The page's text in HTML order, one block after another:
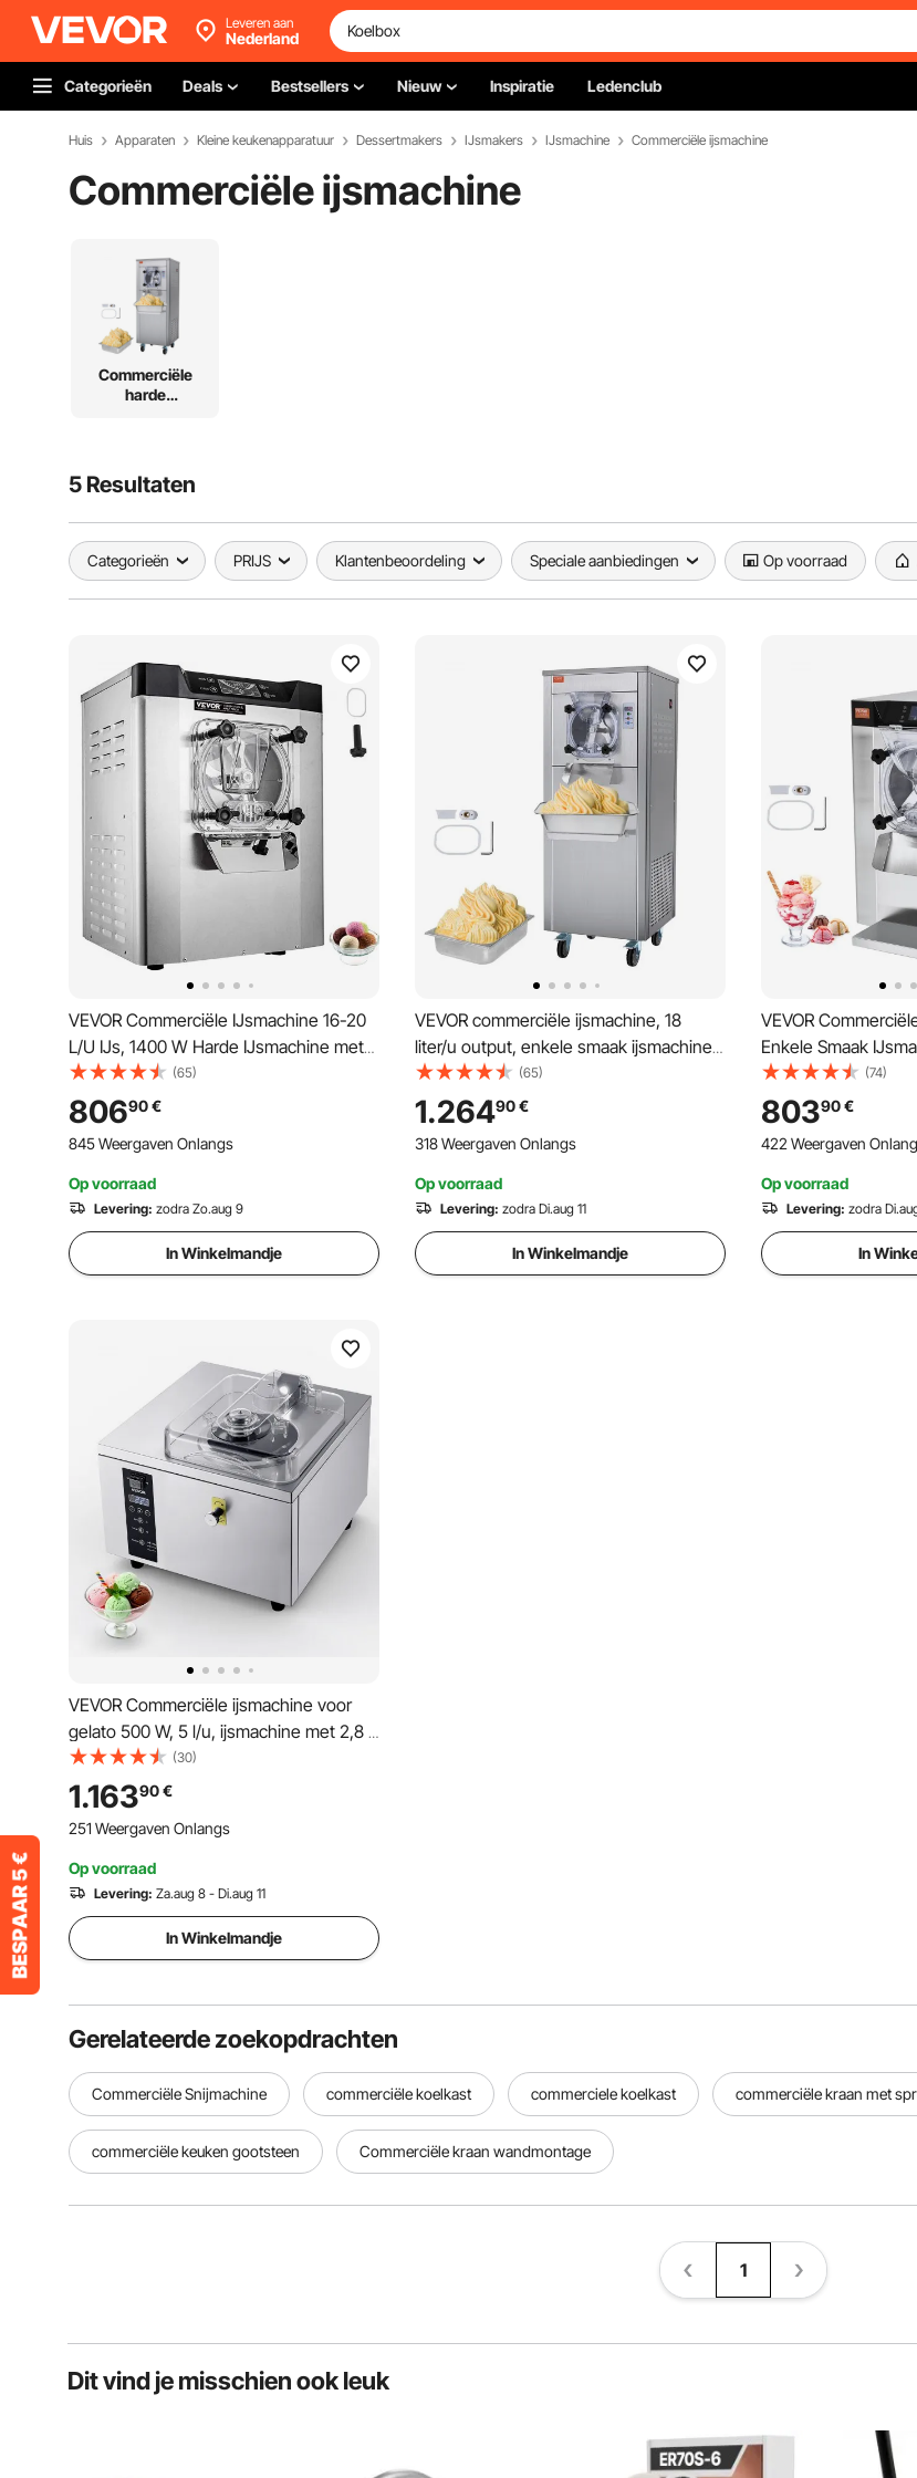
Leveren aan
Nederland
Categorieën Deals Bestsellers Nieuw Inspiratie Ledenclub
Huis Apparaten Kleine keukenapparatuur Dessertmakers IJsmakers IJsmachine Commerciële ijsmachine
Commerciële ijsmachine
Commerciële
harde
5 Resultaten
Categorieën PRIJS Klantenbeoordeling Speciale aanbiedingen Op voorraad
VEVOR Commerciële IJsmachine 16-20
L/U IJs, 1400 W Harde IJsmachine met
Intelligent LCD-scherm en Verschillende
Smaken, voor Snackbar, Restaurant
Zilver
(65)
80690€
845 Weergaven Onlangs
Op voorraad
Levering: zodra Zo.aug 9
In Winkelmandje
VEVOR commerciële ijsmachine, 18
liter/u output, enkele smaak ijsmachine
met wielen, 6 liter roestvrijstalen cilinder,
LED-paneel, automatische voorkoeling
met reiniging, voor restaurantsnackbars
(65)
1.26490€
318 Weergaven Onlangs
Op voorraad
Levering: zodra Di.aug 11
In Winkelmandje
VEVOR
Enkele Smaak
aanrecht voor Hard
Cilinder, LED-
voorkoeling met
(74)
80390€
422 Weergaven
Op voorraad
Levering: zodra
In
VEVOR Commerciële ijsmachine voor
gelato 500 W, 5 l/u, ijsmachine met 2,8 l
roestvrijstalen cilinder (304) &
zelfreinigend LED-bedieningspaneel &
hoge productiviteit voor snackbars en
restaurants
(30)
1.16390€
251 Weergaven Onlangs
Op voorraad
Levering: Za.aug 8 - Di.aug 11
In Winkelmandje
Gerelateerde zoekopdrachten
Commerciële Snijmachine commerciële koelkast commerciele koelkast commerciële kraan met
commerciële keuken gootsteen Commerciële kraan wandmontage
1
Dit vind je misschien ook leuk